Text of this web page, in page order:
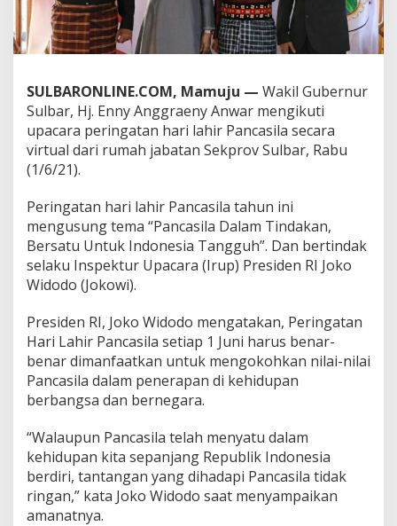
n
a
s
i
a
c
a
r
a
V
u
a
l
,
B
e
i
n
i
P
e
SULBARONLINE.COM, Mamuju — Wakil Gubernur
Sulbar, Hj. Enny Anggraeny Anwar mengikuti
upacara peringatan hari lahir Pancasila secara
virtual dari rumah jabatan Sekprov Sulbar, Rabu
(1/6/21).
Peringatan hari lahir Pancasila tahun ini
mengusung tema “Pancasila Dalam Tindakan,
Bersatu Untuk Indonesia Tangguh”. Dan bertindak
selaku Inspektur Upacara (Irup) Presiden RI Joko
Widodo (Jokowi).
Presiden RI, Joko Widodo mengatakan, Peringatan
Hari Lahir Pancasila setiap 1 Juni harus benar-
benar dimanfaatkan untuk mengokohkan nilai-nilai
Pancasila dalam penerapan di kehidupan
berbangsa dan bernegara.
“Walaupun Pancasila telah menyatu dalam
kehidupan kita sepanjang Republik Indonesia
berdiri, tantangan yang dihadapi Pancasila tidak
ringan,” kata Joko Widodo saat menyampaikan
amanatnya.